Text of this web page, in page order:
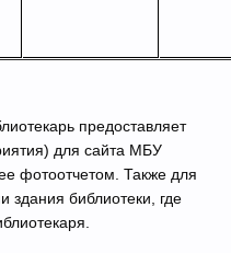
предоставляет
для сайта МБУ
фотоотчетом. Также для
библиотеки, где